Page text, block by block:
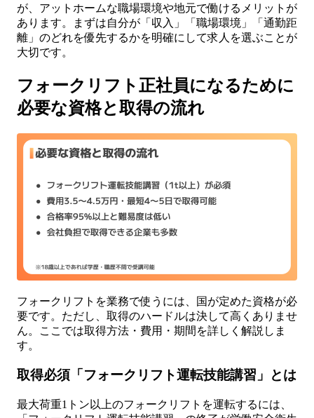
が、アットホームな職場環境や地元で働けるメリットが
あります。まずは自分が「収入」「職場環境」「通勤距
離」のどれを優先するかを明確にして求人を選ぶことが
大切です。
フォークリフト正社員になるために
必要な資格と取得の流れ
フォークリフトを業務で使うには、国が定めた資格が必
要です。ただし、取得のハードルは決して高くありませ
ん。ここでは取得方法・費用・期間を詳しく解説しま
す。
取得必須「フォークリフト運転技能講習」とは
最大荷重1トン以上のフォークリフトを運転するには、